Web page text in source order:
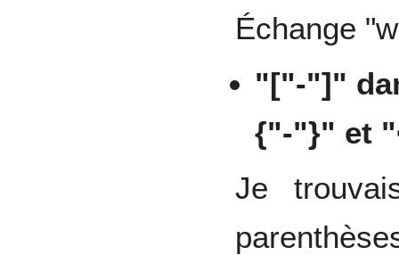
Échange
"["-"]"
{"-"}" et
Je